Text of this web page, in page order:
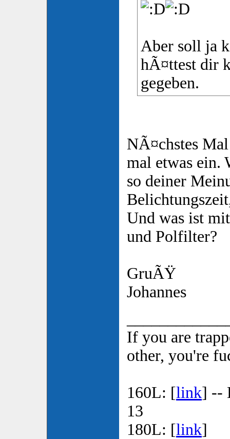
Aber soll ja
hÃ¤ttest dir
gegeben.
NÃ¤chstes
mal etwas ein.
so deiner
Und was ist
und Polfilter?
GruÃŸ
Johannes
If you are
other, you're
160L: [link] --
13
180L: [link]